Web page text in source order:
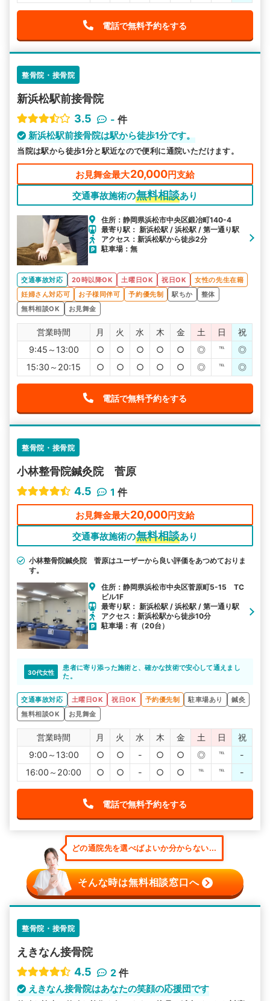
電話で無料予約をする
整骨院・接骨院
新浜松駅前接骨院
3.5
- 件
新浜松駅前接骨院は駅から徒歩1分です。
当院は駅から徒歩1分と駅近なので便利に通院いただけます。
お見舞金最大20,000円支給
交通事故施術の無料相談あり
住所：静岡県浜松市中央区鍛冶町140-4
最寄り駅： 新浜松駅 / 浜松駅 / 第一通り駅
アクセス：新浜松駅から徒歩2分
駐車場：無
交通事故対応 20時以降OK 土曜日OK 祝日OK
女性の先生在籍
妊婦さん対応可
お子様同伴可 予約優先制 駅ちか
整体
無料相談OK
お見舞金
営業時間 月 火 水 木 金 土 日
祝
9:45～13:00
○ ○ ○ ○ ○ ◎ ℡
◎
15:30～20:15
○ ○ ○ ○ ○ ◎ ℡ ◎
電話で無料予約をする
整骨院・接骨院
小林整骨院鍼灸院 菅原
4.5
1 件
お見舞金最大20,000円支給
交通事故施術の無料相談あり
小林整骨院鍼灸院 菅原はユーザーから良い評価をあつめておりま
す。
住所：静岡県浜松市中央区菅原町5-15 TC
ビル1F
最寄り駅： 新浜松駅 / 浜松駅 / 第一通り駅
アクセス：新浜松駅から徒歩10分
駐車場：有（20台）
30代女性
患者に寄り添った施術と、確かな技術で安心して通えまし
た。
交通事故対応 土曜日OK 祝日OK 予約優先制 駐車場あり
鍼灸
無料相談OK
お見舞金
営業時間 月 火 水 木 金 土 日
祝
9:00～13:00
○ ○ - ○ ○ ◎ ℡
-
16:00～20:00
○ ○ - ○ ○ ℡ ℡ -
電話で無料予約をする
どの通院先を選べばよいか分からない...
そんな時は無料相談窓口へ
整骨院・接骨院
えきなん接骨院
4.5
2 件
えきなん接骨院はあなたの笑顔の応援団です